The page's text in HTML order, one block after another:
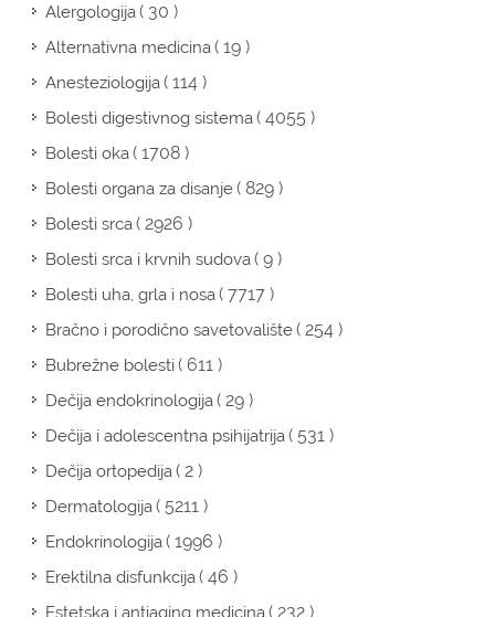
Alergologija( 30 )
Alternativna medicina( 19 )
Anesteziologija( 114 )
Bolesti digestivnog sistema( 4055 )
Bolesti oka( 1708 )
Bolesti organa za disanje( 829 )
Bolesti srca( 2926 )
Bolesti srca i krvnih sudova( 9 )
Bolesti uha, grla i nosa( 7717 )
Bračno i porodično savetovalište( 254 )
Bubrežne bolesti( 611 )
Dečija endokrinologija( 29 )
Dečija i adolescentna psihijatrija( 531 )
Dečija ortopedija( 2 )
Dermatologija( 5211 )
Endokrinologija( 1996 )
Erektilna disfunkcija( 46 )
Estetska i antiaging medicina ( 232 )